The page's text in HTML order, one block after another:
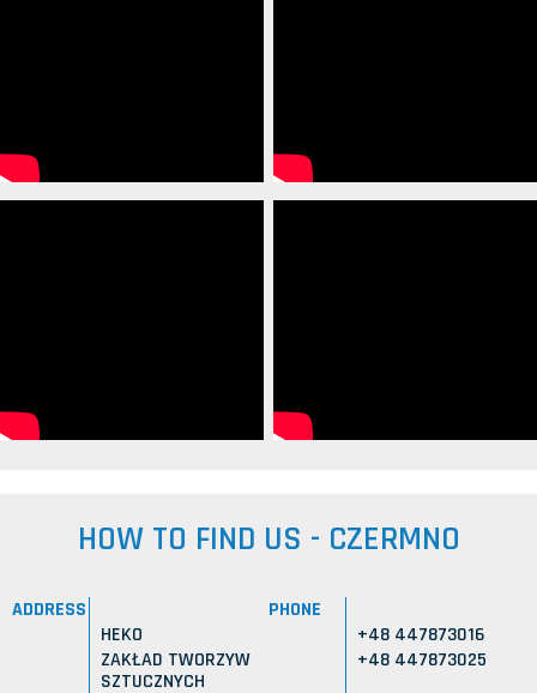
HOW TO FIND US - CZERMNO
ADDRESS
HEKO
ZAKŁAD TWORZYW
SZTUCZNYCH
PHONE
+48 447873016
+48 447873025